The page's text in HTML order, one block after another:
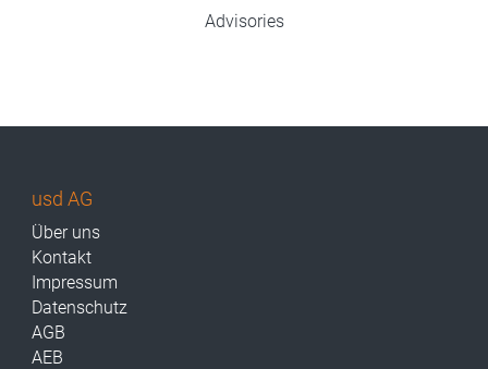
Advisories
usd AG
Über uns
Kontakt
Impressum
Datenschutz
AGB
AEB